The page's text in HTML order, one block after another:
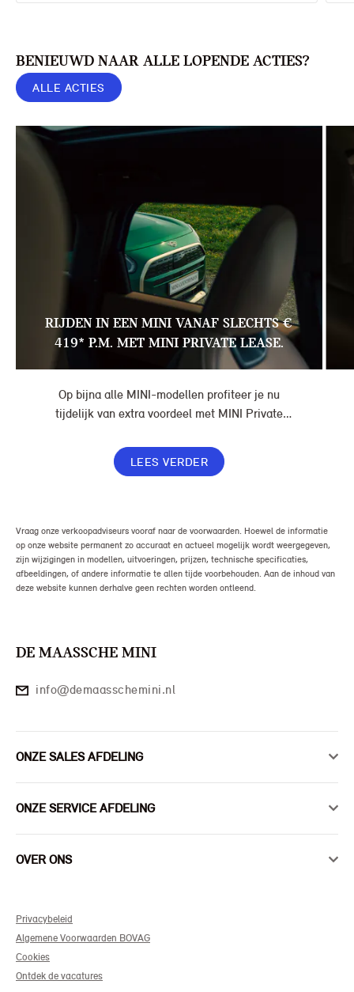
BENIEUWD NAAR ALLE LOPENDE ACTIES?
ALLE ACTIES
RIJDEN IN EEN MINI VANAF SLECHTS €
419* P.M. MET MINI PRIVATE LEASE.
Op bijna alle MINI-modellen profiteer je nu
tijdelijk van extra voordeel met MINI Private
maand, in plaats van € 449. Afhankelijk van de
uitvoering kan jouw voordeel nog verder oplopen.
LEES VERDER
Vraag onze verkoopadviseurs vooraf naar de voorwaarden. Hoewel de informatie
op onze website permanent zo accuraat en actueel mogelijk wordt weergegeven,
zijn wijzigingen in modellen, uitvoeringen, prijzen, technische specificaties,
afbeeldingen, of andere informatie te allen tijde voorbehouden. Aan de inhoud van
deze website kunnen derhalve geen rechten worden ontleend.
DE MAASSCHE MINI
info@demaasschemini.nl
ONZE SALES AFDELING
ONZE SERVICE AFDELING
OVER ONS
Privacybeleid
Algemene Voorwaarden BOVAG
Cookies
Ontdek de vacatures